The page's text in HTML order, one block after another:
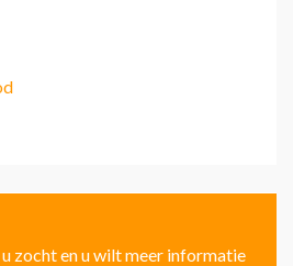
zocht en u wilt meer informatie